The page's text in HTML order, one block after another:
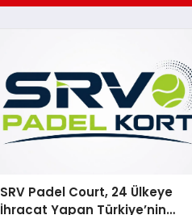
SRV Padel Court, 24 Ülkeye
İhracat Yapan Türkiye’nin